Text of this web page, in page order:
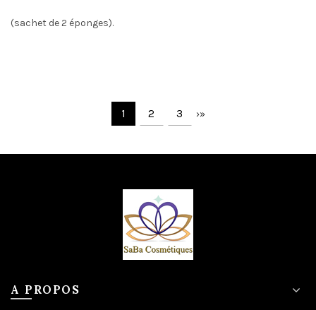
(sachet de 2 éponges).
1 2 3 ›»
A PROPOS